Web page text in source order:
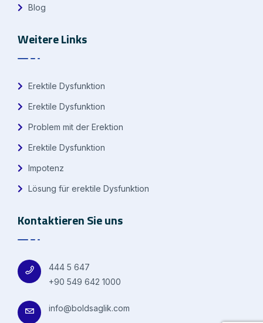
Blog
Weitere Links
Erektile Dysfunktion
Erektile Dysfunktion
Problem mit der Erektion
Erektile Dysfunktion
Impotenz
Lösung für erektile Dysfunktion
Kontaktieren Sie uns
444 5 647
+90 549 642 1000
info@boldsaglik.com